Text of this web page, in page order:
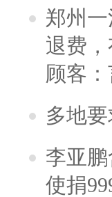
郑州
退费
顾客
多地
李亚
使捐